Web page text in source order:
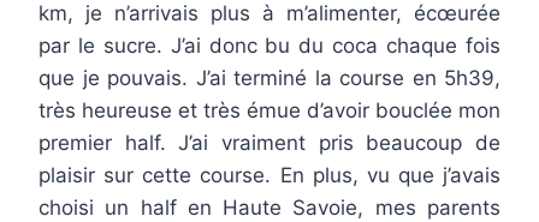
km, je n’arrivais plus à m’alimenter, écœurée
par le sucre. J’ai donc bu du coca chaque fois
que je pouvais. J’ai terminé la course en 5h39,
très heureuse et très émue d’avoir bouclée mon
premier half. J’ai vraiment pris beaucoup de
plaisir sur cette course. En plus, vu que j’avais
choisi un half en Haute Savoie, mes parents